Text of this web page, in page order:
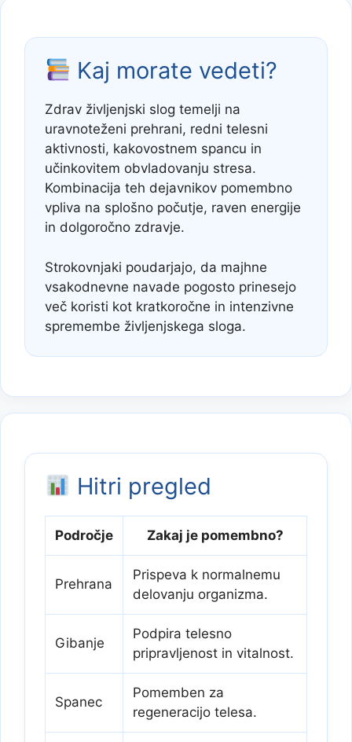
Kaj morate vedeti?
Zdrav življenjski slog temelji na
uravnoteženi prehrani, redni telesni
aktivnosti, kakovostnem spancu in
učinkovitem obvladovanju stresa.
Kombinacija teh dejavnikov pomembno
vpliva na splošno počutje, raven energije
in dolgoročno zdravje.
Strokovnjaki poudarjajo, da majhne
vsakodnevne navade pogosto prinesejo
več koristi kot kratkoročne in intenzivne
spremembe življenjskega sloga.
Hitri pregled
Področje Zakaj je pomembno?
Prehrana
Prispeva k normalnemu
delovanju organizma.
Gibanje
Podpira telesno
pripravljenost in vitalnost.
Spanec
Pomemben za
regeneracijo telesa.